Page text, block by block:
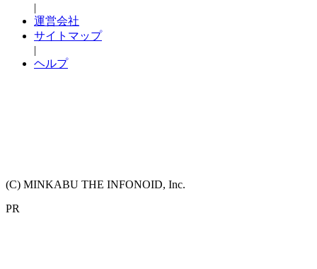
|
運営会社
サイトマップ
|
ヘルプ
(C) MINKABU THE INFONOID, Inc.
PR